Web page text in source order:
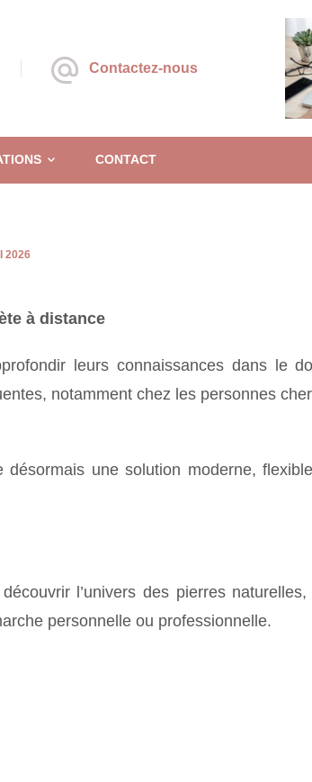
Contactez-nous
CONTACT
2026
à distance
leurs connaissances dans le
notamment chez les personnes
une solution moderne,
l’univers des pierres naturelles,
personnelle ou professionnelle.